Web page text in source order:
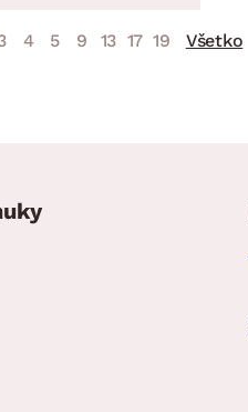
4 5 9 13 17 19 Všetko